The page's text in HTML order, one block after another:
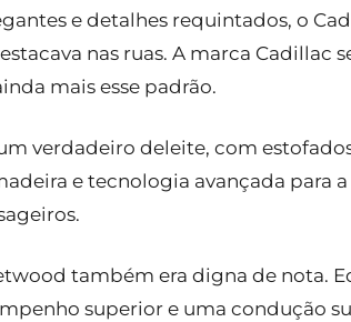
e detalhes requintados, o
nas ruas. A marca Cadillac
mais esse padrão.
verdadeiro deleite, com
e tecnologia avançada para
também era digna de nota.
superior e uma condução